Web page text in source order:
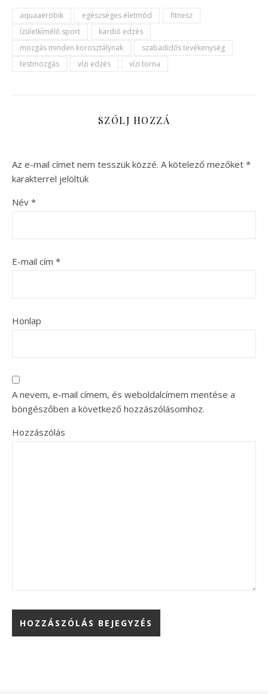
aquaaerobik egészséges életmód
fitnesz
ízületkímélő sport
kardió edzés
mozgás minden korosztálynak
szabadidős tevékenység
testmozgás
vízi edzés vízi torna
SZÓLJ HOZZÁ
Az e-mail címet nem tesszük közzé. A kötelező mezőket *
karakterrel jelöltük
Név *
E-mail cím *
Honlap
A nevem, e-mail címem, és weboldalcímem mentése a
böngészőben a következő hozzászólásomhoz.
Hozzászólás